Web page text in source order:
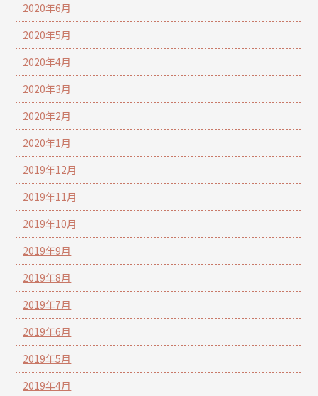
2020年6月
2020年5月
2020年4月
2020年3月
2020年2月
2020年1月
2019年12月
2019年11月
2019年10月
2019年9月
2019年8月
2019年7月
2019年6月
2019年5月
2019年4月